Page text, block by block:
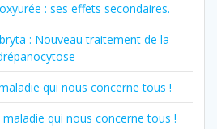
: ses effets secondaires.
: Nouveau traitement de la
qui nous concerne tous !
maladie qui nous concerne tous !